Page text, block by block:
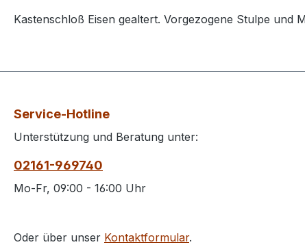
Kastenschloß Eisen gealtert. Vorgezogene Stulpe und
Service-Hotline
Unterstützung und Beratung unter:
02161-969740
Mo-Fr, 09:00 - 16:00 Uhr
Oder über unser Kontaktformular.